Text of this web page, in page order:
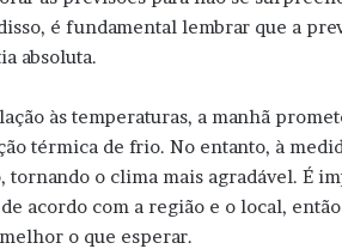
é fundamental lembrar que a
absoluta.
às temperaturas, a manhã
térmica de frio. No entanto, à
tornando o clima mais agradável. É
acordo com a região e o local,
o que esperar.